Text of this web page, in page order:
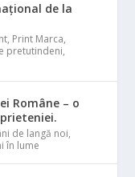
de la
, Print Marca,
pretutindeni,
Române – o
de langă noi,
în lume